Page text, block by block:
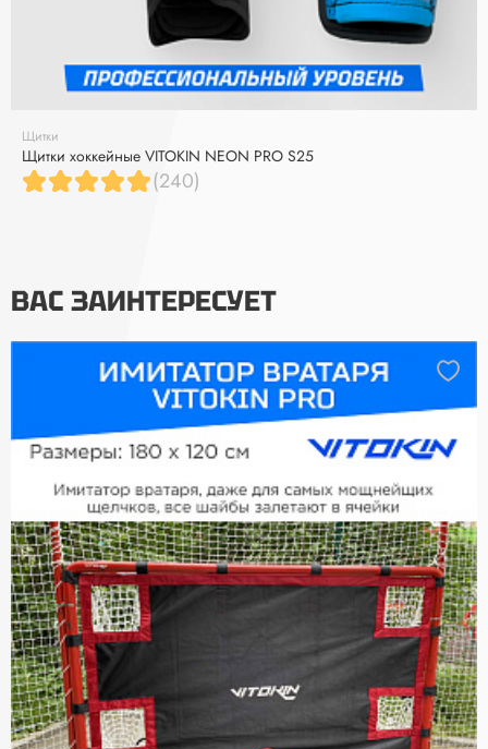
Щитки
Щитки хоккейные VITOKIN NEON PRO S25
(240)
ВАС ЗАИНТЕРЕСУЕТ